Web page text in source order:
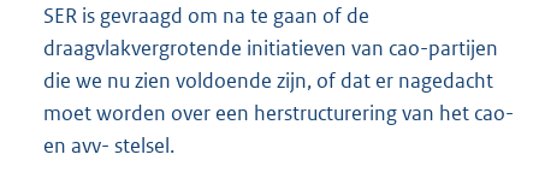
SER is gevraagd om na te gaan of de
draagvlakvergrotende initiatieven van cao-partijen
die we nu zien voldoende zijn, of dat er nagedacht
moet worden over een herstructurering van het cao-
en avv- stelsel.